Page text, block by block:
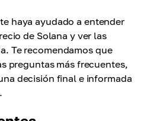
haya ayudado a entender
de Solana y ver las
Te recomendamos que
preguntas más frecuentes,
decisión final e informada